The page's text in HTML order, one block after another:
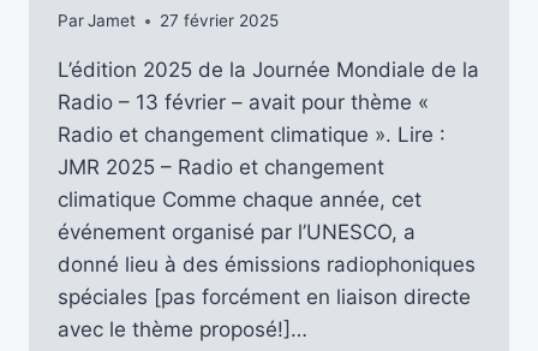
ParJamet 27 février 2025
L’édition 2025 de la Journée Mondiale de la
Radio – 13 février – avait pour thème «
Radio et changement climatique ». Lire :
JMR 2025 – Radio et changement
climatique Comme chaque année, cet
événement organisé par l’UNESCO, a
donné lieu à des émissions radiophoniques
spéciales [pas forcément en liaison directe
avec le thème proposé!]…